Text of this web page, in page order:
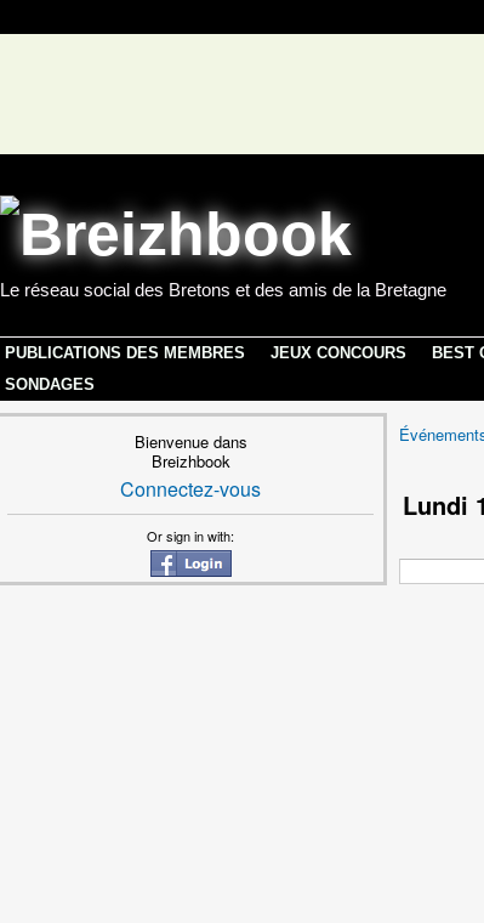
Le réseau social des Bretons et des amis de la Bretagne
PUBLICATIONS DES MEMBRES JEUX CONCOURS BEST
SONDAGES
Bienvenue dans
Breizhbook
Connectez-vous
Or sign in with:
Lundi